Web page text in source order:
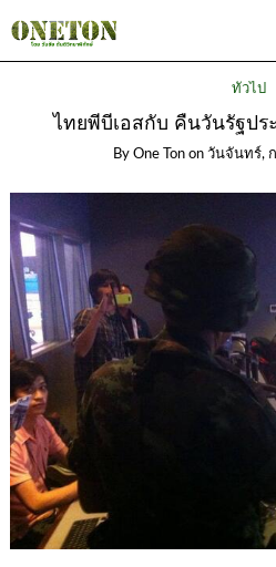
ทั่วไป
ไทยพีบีเอสกับ คืนวันรัฐป
By One Ton on วันจันทร์,